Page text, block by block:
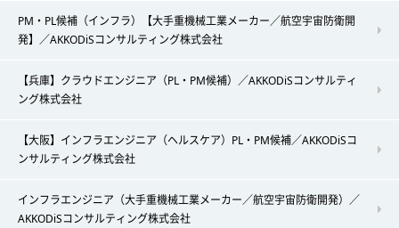
PM・PL候補（インフラ）【大手重機械工業メーカー／航空宇宙防衛開
発】／AKKODiSコンサルティング株式会社
【兵庫】クラウドエンジニア（PL・PM候補）／AKKODiSコンサルティ
ング株式会社
【大阪】インフラエンジニア（ヘルスケア）PL・PM候補／AKKODiSコ
ンサルティング株式会社
インフラエンジニア（大手重機械工業メーカー／航空宇宙防衛開発）／
AKKODiSコンサルティング株式会社